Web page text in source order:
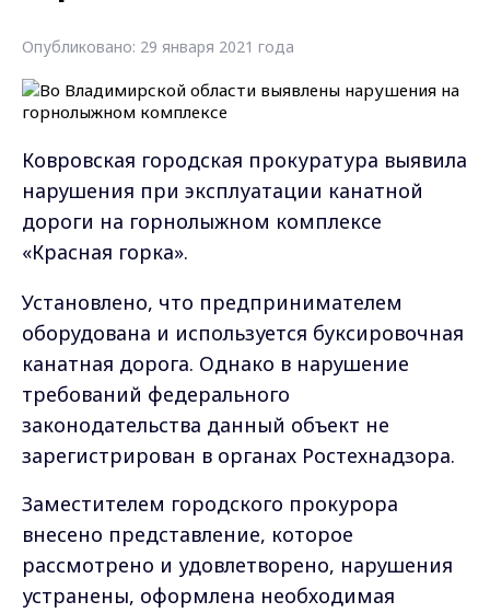
Опубликовано: 29 января 2021 года
Ковровская городская прокуратура выявила
нарушения при эксплуатации канатной
дороги на горнолыжном комплексе
«Красная горка».
Установлено, что предпринимателем
оборудована и используется буксировочная
канатная дорога. Однако в нарушение
требований федерального
законодательства данный объект не
зарегистрирован в органах Ростехнадзора.
Заместителем городского прокурора
внесено представление, которое
рассмотрено и удовлетворено, нарушения
устранены, оформлена необходимая